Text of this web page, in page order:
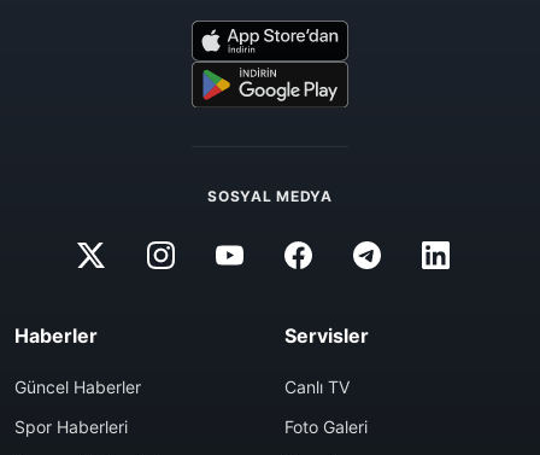
SOSYAL MEDYA
Haberler
Güncel Haberler
Spor Haberleri
Servisler
Canlı TV
Foto Galeri